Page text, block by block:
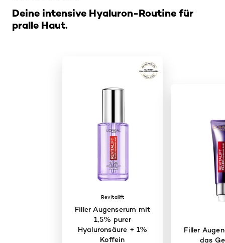
Deine intensive Hyaluron-Routine für
pralle Haut.
Revitalift
Filler Augenserum mit
1,5% purer
Hyaluronsäure + 1%
Koffein
Filler
das